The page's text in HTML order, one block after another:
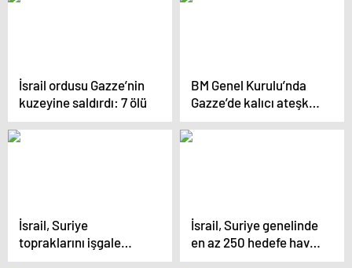
İsrail ordusu Gazze’nin
kuzeyine saldırdı: 7 ölü
BM Genel Kurulu’nda
Gazze’de kalıcı ateşkes
tasarısı kabul edildi
İsrail, Suriye
topraklarını işgale
devam ederken
İsrail, Suriye genelinde
en az 250 hedefe hava
saldırısı düzenledi